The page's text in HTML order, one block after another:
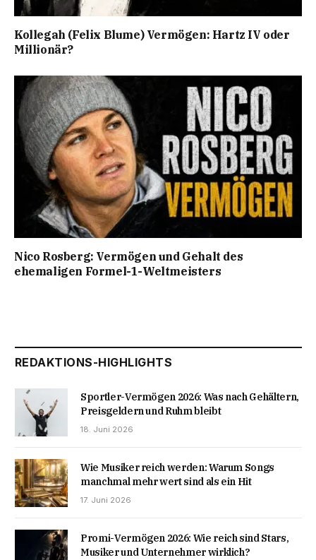
Kollegah (Felix Blume) Vermögen: Hartz IV oder
Millionär?
Nico Rosberg: Vermögen und Gehalt des
ehemaligen Formel-1-Weltmeisters
REDAKTIONS-HIGHLIGHTS
Sportler-Vermögen 2026: Was nach Gehältern,
Preisgeldern und Ruhm bleibt
18. Juni 2026
Wie Musiker reich werden: Warum Songs
manchmal mehr wert sind als ein Hit
17. Juni 2026
Promi-Vermögen 2026: Wie reich sind Stars,
Musiker und Unternehmer wirklich?